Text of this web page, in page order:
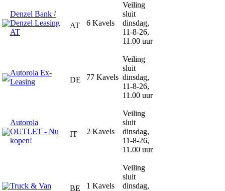
Denzel Bank /
Denzel Leasing
AT
AT 6 Kavels
Veiling
sluit
dinsdag,
11-8-26,
11.00 uur
Autorola Ex-
Leasing
DE 77 Kavels
Veiling
sluit
dinsdag,
11-8-26,
11.00 uur
Autorola
OUTLET - Nu
kopen!
IT 2 Kavels
Veiling
sluit
dinsdag,
11-8-26,
11.00 uur
Truck & Van BE 1 Kavels
Veiling
sluit
dinsdag,